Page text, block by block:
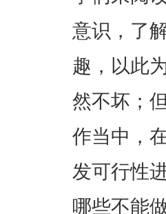
意识，了
趣，以此
然不坏；
作当中，
发可行性
哪些不能